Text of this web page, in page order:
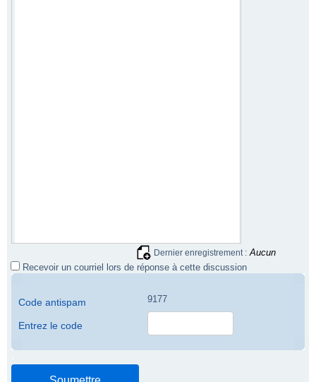
Dernier enregistrement : Aucun
Recevoir un courriel lors de réponse à cette discussion
Code antispam 9177
Entrez le code